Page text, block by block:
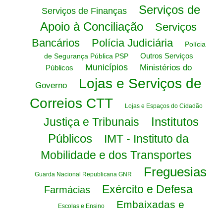
Serviços de Finanças
Serviços de
Apoio à Conciliação
Serviços
Bancários
Polícia Judiciária
Polícia
de Segurança Pública PSP
Outros Serviços
Públicos
Municípios
Ministérios do
Governo
Lojas e Serviços de
Correios CTT
Lojas e Espaços do Cidadão
Justiça e Tribunais
Institutos
Públicos
IMT - Instituto da
Mobilidade e dos Transportes
Guarda Nacional Republicana GNR Freguesias
Farmácias Exército e Defesa
Escolas e Ensino
Embaixadas e